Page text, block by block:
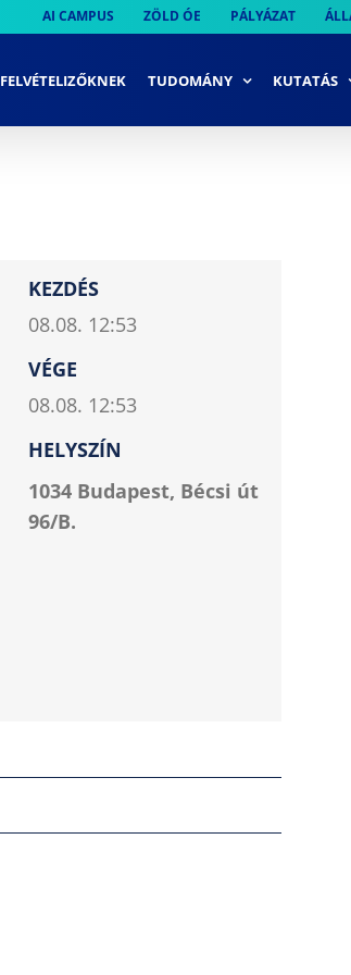
AI CAMPUS ZÖLD ÓE PÁLYÁZAT
FELVÉTELIZŐKNEK TUDOMÁNY KUTATÁS
KEZDÉS
08.08. 12:53
VÉGE
08.08. 12:53
HELYSZÍN
1034 Budapest, Bécsi út
96/B.